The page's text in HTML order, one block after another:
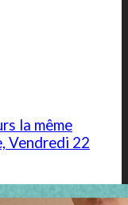
la même
Vendredi 22